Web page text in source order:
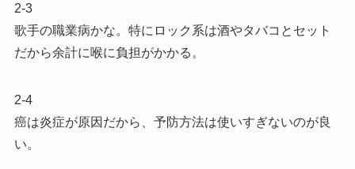
2-3
歌手の職業病かな。特にロック系は酒やタバコとセット
だから余計に喉に負担がかかる。
2-4
癌は炎症が原因だから、予防方法は使いすぎないのが良
い。